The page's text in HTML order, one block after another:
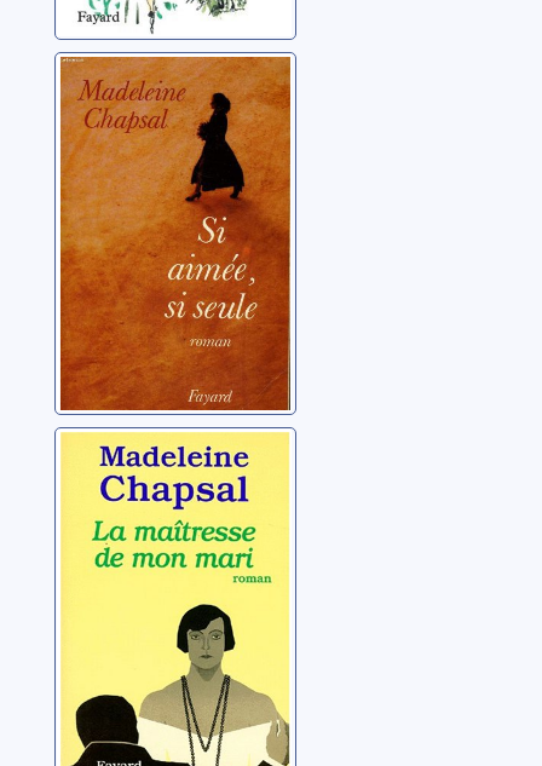
Si aimée, si seule
Chapsal, Madeleine
La maîtresse de
mon mari
Chapsal, Madeleine